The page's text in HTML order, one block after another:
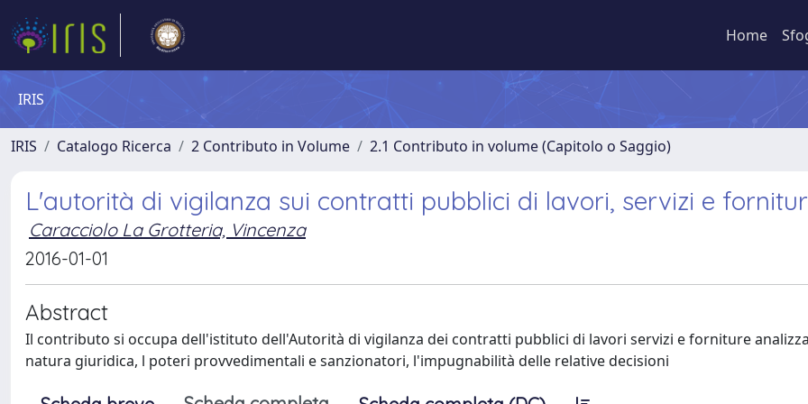
Home
IRIS
IRIS Catalogo Ricerca 2 Contributo in Volume 2.1 Contributo in volume (Capitolo o Saggio)
L'autorità di vigilanza sui contratti pubblici di lavori, servizi e
Caracciolo La Grotteria, Vincenza
2016-01-01
Abstract
Il contributo si occupa dell'istituto dell'Autorità di vigilanza dei contratti pubblici di lavori servizi e forniture
natura giuridica, l poteri provvedimentali e sanzionatori, l'impugnabilità delle relative decisioni